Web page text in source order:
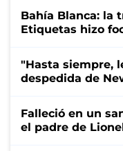
Bahía Blanca: la
Etiquetas hizo
"Hasta siempre,
despedida de
Falleció en un
el padre de